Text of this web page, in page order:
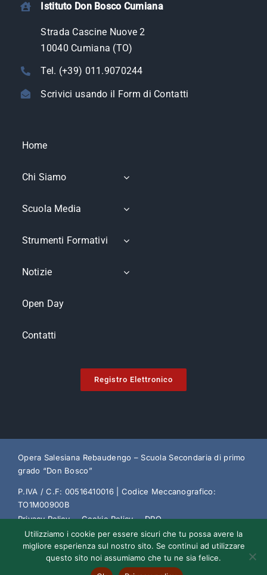
Istituto Don Bosco Cumiana
Strada Cascine Nuove 2
10040 Cumiana (TO)
Tel. (+39) 011.9070244
Scrivici usando il Form di Contatti
Home
Chi Siamo
Scuola Media
Strumenti Formativi
Notizie
Open Day
Contatti
Registro Elettronico
Opera Salesiana Rebaudengo – Scuola Secondaria di primo
grado “Don Bosco”
P.IVA / C.F: 00516410016 | Codice Meccanografico:
TO1M00900B
Privacy Policy
Cookie Policy
DPO
Trasparenza Amministrativa
Decreto Sviluppo
Utilizziamo i cookie per essere sicuri che tu possa avere la
migliore esperienza sul nostro sito. Se continui ad utilizzare
questo sito noi assumiamo che tu ne sia felice.